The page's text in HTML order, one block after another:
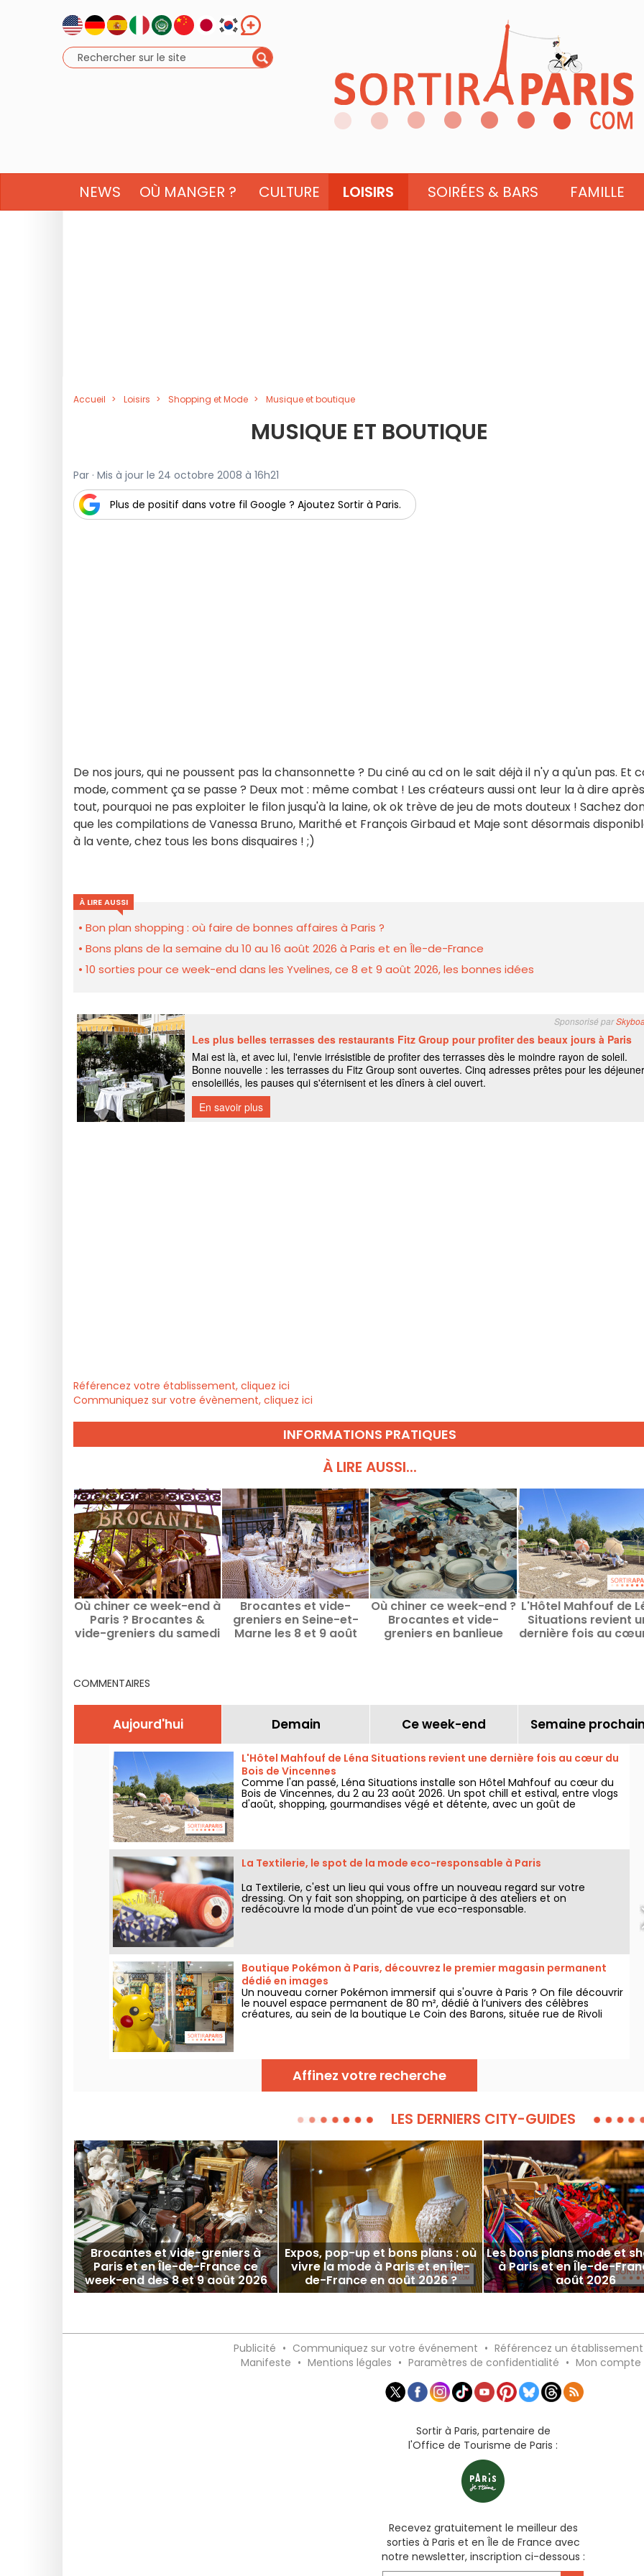
NEWS OÙ MANGER ? CULTURE LOISIRS SOIRÉES & BARS FAMILLE
Accueil Loisirs Shopping et Mode Musique et boutique
MUSIQUE ET BOUTIQUE
Par · Mis à jour le 24 octobre 2008 à 16h21
Plus de positif dans votre fil Google ? Ajoutez Sortir à Paris.
De nos jours, qui ne poussent pas la chansonnette ? Du ciné au cd on le sait déjà il n'y a qu'un pas. Et
mode, comment ça se passe ? Deux mot : même combat ! Les créateurs aussi ont leur la à dire après
tout, pourquoi ne pas exploiter le filon jusqu'à la laine, ok ok trève de jeu de mots douteux ! Sachez
que les compilations de Vanessa Bruno, Marithé et François Girbaud et Maje sont désormais
à la vente, chez tous les bons disquaires ! ;)
À LIRE AUSSI
Bon plan shopping : où faire de bonnes affaires à Paris ?
Bons plans de la semaine du 10 au 16 août 2026 à Paris et en Île-de-France
10 sorties pour ce week-end dans les Yvelines, ce 8 et 9 août 2026, les bonnes idées
Référencez votre établissement, cliquez ici
Communiquez sur votre évènement, cliquez ici
INFORMATIONS PRATIQUES
À LIRE AUSSI...
Où chiner ce week-end à
Paris ? Brocantes &
vide-greniers du samedi
Brocantes et vide-
greniers en Seine-et-
Marne les 8 et 9 août
Où chiner ce week-end ?
Brocantes et vide-
greniers en banlieue
L'Hôtel Mahfouf de
Situations revient
dernière fois au
COMMENTAIRES
Aujourd'hui Demain Ce week-end Semaine
L'Hôtel Mahfouf de Léna Situations revient une dernière fois au cœur du
Bois de Vincennes
Comme l'an passé, Léna Situations installe son Hôtel Mahfouf au cœur du
Bois de Vincennes, du 2 au 23 août 2026. Un spot chill et estival, entre vlogs
d'août, shopping, gourmandises végé et détente, avec un goût de
La Textilerie, le spot de la mode eco-responsable à Paris
La Textilerie, c'est un lieu qui vous offre un nouveau regard sur votre
dressing. On y fait son shopping, on participe à des ateliers et on
redécouvre la mode d'un point de vue eco-responsable.
Boutique Pokémon à Paris, découvrez le premier magasin permanent
dédié en images
Un nouveau corner Pokémon immersif qui s'ouvre à Paris ? On file découvrir
le nouvel espace permanent de 80 m², dédié à l’univers des célèbres
créatures, au sein de la boutique Le Coin des Barons, située rue de Rivoli
Affinez votre recherche
LES DERNIERS CITY-GUIDES
Brocantes et vide-greniers à
Paris et en Île-de-France ce
week-end des 8 et 9 août 2026
Expos, pop-up et bons plans : où
vivre la mode à Paris et en Île-
de-France en août 2026 ?
Les bons plans mode et
à Paris et en Île-de-
août 2026
Publicité • Communiquez sur votre événement • Référencez un établissement
Manifeste • Mentions légales • Paramètres de confidentialité • Mon compte
Sortir à Paris, partenaire de
l'Office de Tourisme de Paris :
Recevez gratuitement le meilleur des
sorties à Paris et en Île de France avec
notre newsletter, inscription ci-dessous :